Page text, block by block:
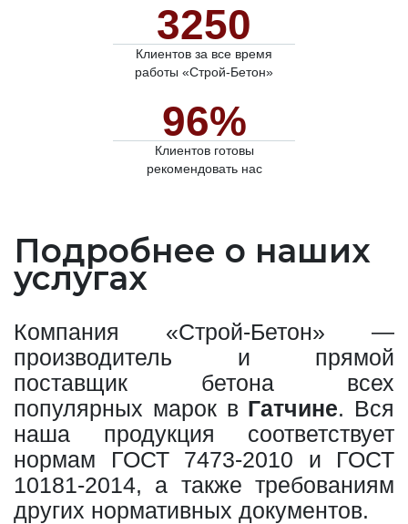
3250
Клиентов за все время
работы «Строй-Бетон»
96%
Клиентов готовы
рекомендовать нас
Подробнее о наших
услугах
Компания «Строй-Бетон» —
производитель и прямой
поставщик бетона всех
популярных марок в Гатчине. Вся
наша продукция соответствует
нормам ГОСТ 7473-2010 и ГОСТ
10181-2014, а также требованиям
других нормативных документов.